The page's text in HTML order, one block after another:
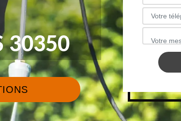
30350